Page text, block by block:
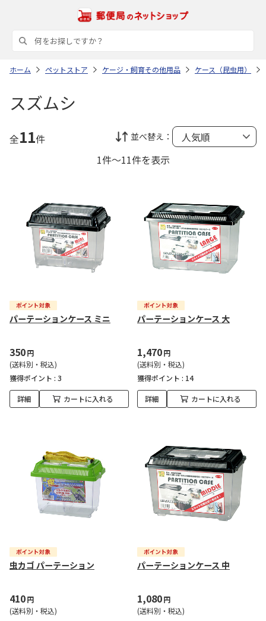
ホーム ペットストア ケージ・飼育その他用品 ケース（昆虫用）
スズムシ
全11件 並べ替え：
1件～11件を表示
パーテーションケース ミニ
350円
(送料別・税込)
獲得ポイント : 3
詳細 カートに入れる
パーテーションケース 大
1,470円
(送料別・税込)
獲得ポイント : 14
詳細 カートに入れる
虫カゴ パーテーション
410円
(送料別・税込)
パーテーションケース 中
1,080円
(送料別・税込)